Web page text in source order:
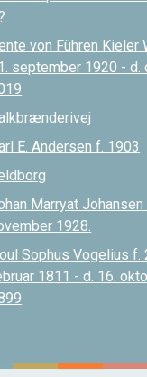
von Führen Kieler
september 1920 - d.
E. Andersen f. 1903
Marryat Johansen
1928.
Sophus Vogelius f.
1811 - d. 16.